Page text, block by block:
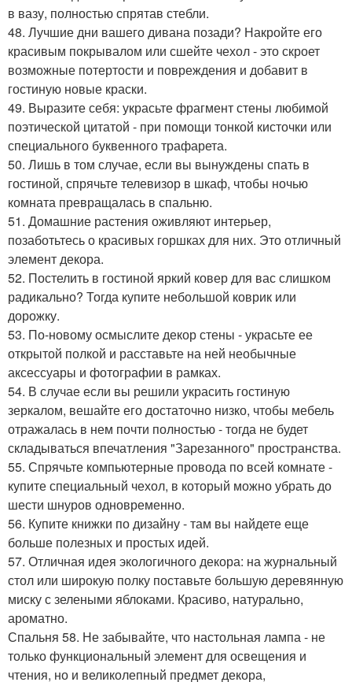
в вазу, полностью спрятав стебли.
48. Лучшие дни вашего дивана позади? Накройте его
красивым покрывалом или сшейте чехол - это скроет
возможные потертости и повреждения и добавит в
гостиную новые краски.
49. Выразите себя: украсьте фрагмент стены любимой
поэтической цитатой - при помощи тонкой кисточки или
специального буквенного трафарета.
50. Лишь в том случае, если вы вынуждены спать в
гостиной, спрячьте телевизор в шкаф, чтобы ночью
комната превращалась в спальню.
51. Домашние растения оживляют интерьер,
позаботьтесь о красивых горшках для них. Это отличный
элемент декора.
52. Постелить в гостиной яркий ковер для вас слишком
радикально? Тогда купите небольшой коврик или
дорожку.
53. По-новому осмыслите декор стены - украсьте ее
открытой полкой и расставьте на ней необычные
аксессуары и фотографии в рамках.
54. В случае если вы решили украсить гостиную
зеркалом, вешайте его достаточно низко, чтобы мебель
отражалась в нем почти полностью - тогда не будет
складываться впечатления "Зарезанного" пространства.
55. Спрячьте компьютерные провода по всей комнате -
купите специальный чехол, в который можно убрать до
шести шнуров одновременно.
56. Купите книжки по дизайну - там вы найдете еще
больше полезных и простых идей.
57. Отличная идея экологичного декора: на журнальный
стол или широкую полку поставьте большую деревянную
миску с зелеными яблоками. Красиво, натурально,
ароматно.
Спальня 58. Не забывайте, что настольная лампа - не
только функциональный элемент для освещения и
чтения, но и великолепный предмет декора,